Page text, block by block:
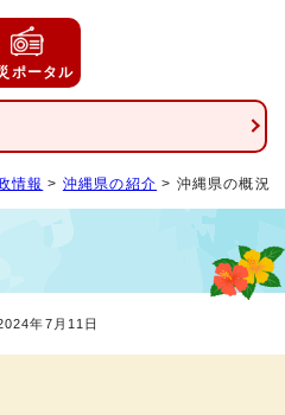
ポータル
情報 > 沖縄県の紹介 > 沖縄県の概況
年7月11日